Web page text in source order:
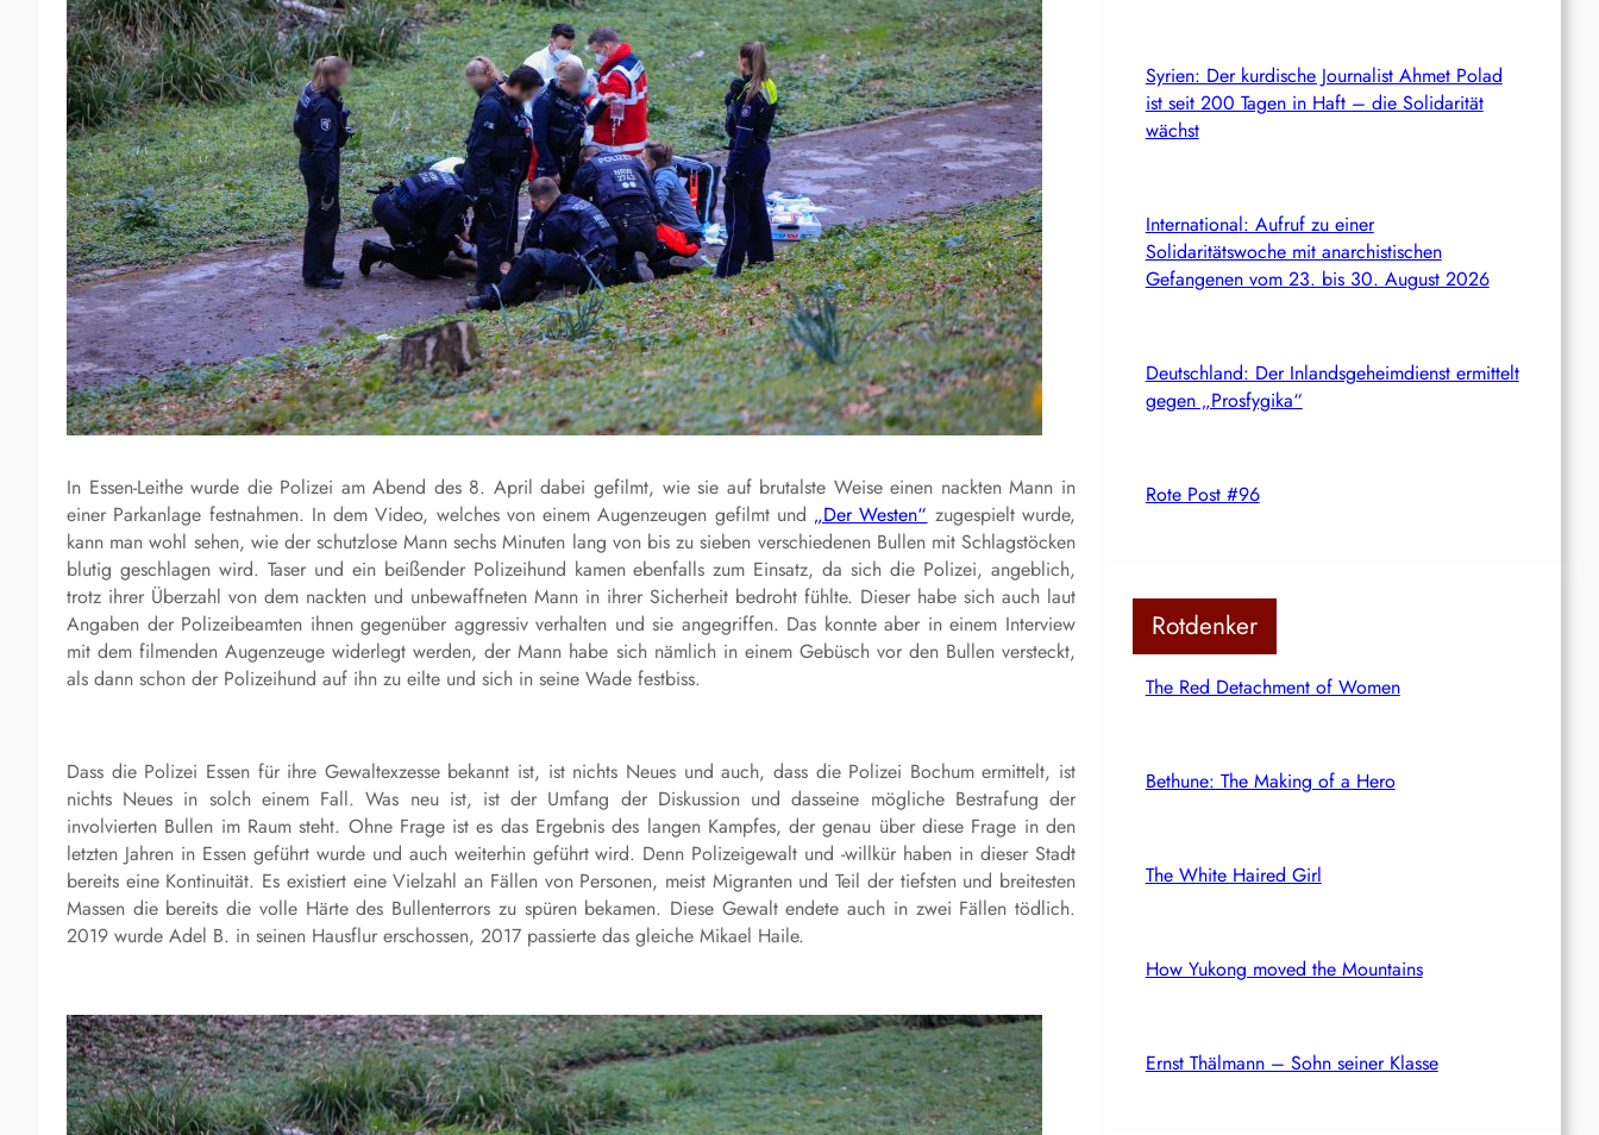
In Essen-Leithe wurde die Polizei am Abend des 8. April dabei gefilmt, wie sie auf brutalste Weise einen nackten Mann in
einer Parkanlage festnahmen. In dem Video, welches von einem Augenzeugen gefilmt und „Der Westen“ zugespielt wurde,
kann man wohl sehen, wie der schutzlose Mann sechs Minuten lang von bis zu sieben verschiedenen Bullen mit Schlagstöcken
blutig geschlagen wird. Taser und ein beißender Polizeihund kamen ebenfalls zum Einsatz, da sich die Polizei, angeblich,
trotz ihrer Überzahl von dem nackten und unbewaffneten Mann in ihrer Sicherheit bedroht fühlte. Dieser habe sich auch laut
Angaben der Polizeibeamten ihnen gegenüber aggressiv verhalten und sie angegriffen. Das konnte aber in einem Interview
mit dem filmenden Augenzeuge widerlegt werden, der Mann habe sich nämlich in einem Gebüsch vor den Bullen versteckt,
als dann schon der Polizeihund auf ihn zu eilte und sich in seine Wade festbiss.
Dass die Polizei Essen für ihre Gewaltexzesse bekannt ist, ist nichts Neues und auch, dass die Polizei Bochum ermittelt, ist
nichts Neues in solch einemFall. Was neu ist, ist der Umfang der Diskussion und dasseine mögliche Bestrafung der
involvierten Bullen im Raum steht. Ohne Frage ist es das Ergebnis des langen Kampfes, der genau über diese Frage in den
letzten Jahren in Essen geführt wurde und auch weiterhin geführt wird. Denn Polizeigewalt und -willkür haben in dieser Stadt
bereits eine Kontinuität. Es existiert eine Vielzahl an Fällen von Personen, meist Migranten und Teil der tiefsten und breitesten
Massen die bereits die volle Härte des Bullenterrors zu spüren bekamen. Diese Gewalt endete auch in zwei Fällen tödlich.
2019 wurde Adel B. in seinen Hausflur erschossen, 2017 passierte das gleiche Mikael Haile.
Syrien: Der kurdische Journalist Ahmet Polad
ist seit 200 Tagen in Haft – die Solidarität
wächst
International: Aufruf zu einer
Solidaritätswoche mit anarchistischen
Gefangenen vom 23. bis 30. August 2026
Deutschland: Der Inlandsgeheimdienst ermittelt
gegen „Prosfygika“
Rote Post #96
Rotdenker
The Red Detachment of Women
Bethune: The Making of a Hero
The White Haired Girl
How Yukong moved the Mountains
Ernst Thälmann – Sohn seiner Klasse